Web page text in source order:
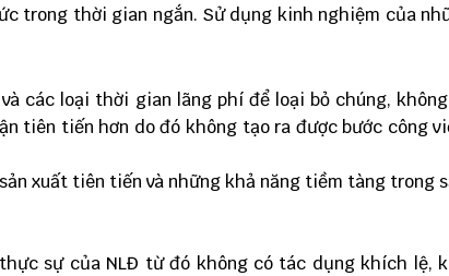
trong thời gian ngắn. Sử dụng kinh nghiệm của
các loại thời gian lãng phí để loại bỏ chúng,
tiên tiến hơn do đó không tạo ra được bước công
xuất tiên tiến và những khả năng tiềm tàng trong
sự của NLĐ từ đó không có tác dụng khích lệ,